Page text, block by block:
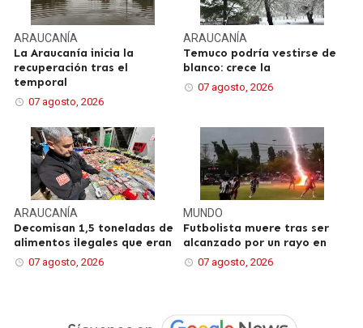
ARAUCANÍA
La Araucanía inicia la
recuperación tras el
temporal
07 agosto, 2026
ARAUCANÍA
Temuco podría vestirse de
blanco: crece la
07 agosto, 2026
ARAUCANÍA
Decomisan 1,5 toneladas de
alimentos ilegales que eran
07 agosto, 2026
MUNDO
Futbolista muere tras ser
alcanzado por un rayo en
07 agosto, 2026